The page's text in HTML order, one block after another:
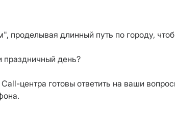
проделывая длинный путь по городу,
праздничный день?
центра готовы ответить на ваши